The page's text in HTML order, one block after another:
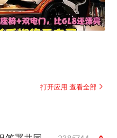
打开应用 查看全部